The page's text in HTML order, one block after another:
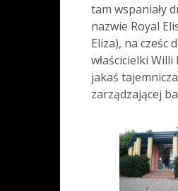
tam wspaniały
nazwie Royal
Eliza), na cześc
właścicielki Willi
jakaś
zarządzającej